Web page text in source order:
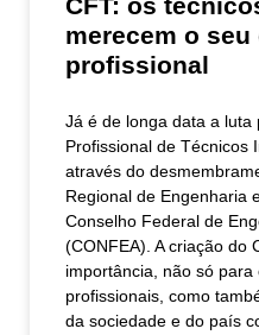
CFT: os
merecem o
profissional
Já é de longa data a luta
Profissional de Técnicos
através do
Regional de Engenharia
Conselho Federal de
(CONFEA). A criação do
importância, não só para
profissionais, como
da sociedade e do país